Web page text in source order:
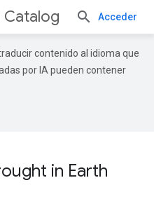
Catalog Acceder
contenido al idioma que
por IA pueden contener
in Earth